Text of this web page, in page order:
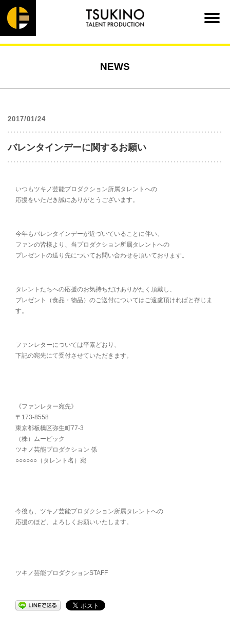
NEWS
2017/01/24
バレンタインデーに関するお願い
いつもツキノ芸能プロダクション所属タレントへの
応援をいただき誠にありがとうございます。
今年もバレンタインデーが近づいていることに伴い、
ファンの皆様より、当プロダクション所属タレントへの
プレゼントの送り先についてお問い合わせを頂いております。
タレントたちへの応援のお気持ちだけありがたく頂戴し、
プレゼント（食品・物品）のご送付についてはご遠慮頂ければと存じま
す。
ファンレターについては平素どおり、
下記の宛先にて受付させていただきます。
《ファンレター宛先》
〒173-8558
東京都板橋区弥生町77-3
（株）ムービック
ツキノ芸能プロダクション 係
○○○○○○（タレント名）宛
今後も、ツキノ芸能プロダクション所属タレントへの
応援のほど、よろしくお願いいたします。
ツキノ芸能プロダクションSTAFF